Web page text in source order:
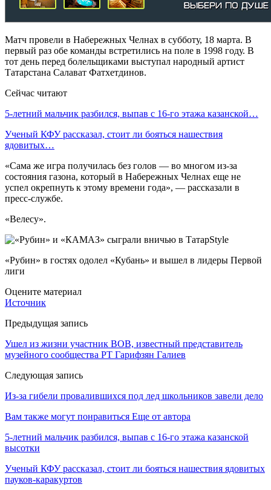
Матч провели в Набережных Челнах в субботу, 18 марта. В
первый раз обе команды встретились на поле в 1998 году. В
тот день перед болельщиками выступал народный артист
Татарстана Салават Фатхетдинов.
Сейчас читают
5-летний мальчик разбился, выпав с 16-го этажа казанской…
Ученый КФУ рассказал, стоит ли бояться нашествия
ядовитых…
«Сама же игра получилась без голов — во многом из-за
состояния газона, который в Набережных Челнах еще не
успел окрепнуть к этому времени года», — рассказали в
пресс-службе.
«Велесу».
«Рубин» в гостях одолел «Кубань» и вышел в лидеры Первой
лиги
Оцените материал
Источник
Предыдущая запись
Ушел из жизни участник ВОВ, известный представитель
музейного сообщества РТ Гарифзян Галиев
Следующая запись
Из-за гибели провалившихся под лед школьников завели дело
Вам также могут понравиться Еще от автора
5-летний мальчик разбился, выпав с 16-го этажа казанской
высотки
Ученый КФУ рассказал, стоит ли бояться нашествия ядовитых
пауков-каракуртов